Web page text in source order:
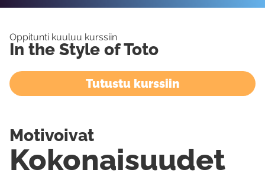
Oppitunti kuuluu kurssiin
In the Style of Toto
Tutustu kurssiin
Kokonaisuudet
Motivoivat